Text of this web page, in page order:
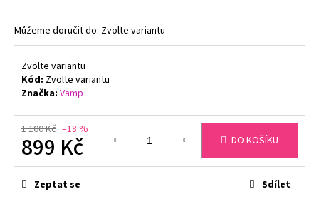
Můžeme doručit do: Zvolte variantu
Zvolte variantu
Kód: Zvolte variantu
Značka: Vamp
1 100 Kč –18 %
899 Kč
Měrná
cena:
DO KOŠÍKU
Zeptat se Sdílet
u
j
m
BAVLNĚNÉ
OBRÁZKOVÉ
PONOŽKY
KOČKY
LONKA